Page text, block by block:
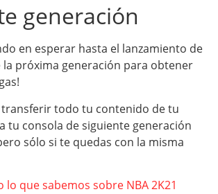
generación
en esperar hasta el lanzamiento de
la próxima generación para obtener
transferir todo tu contenido de tu
tu consola de siguiente generación
sólo si te quedas con la misma
lo que sabemos sobre NBA 2K21